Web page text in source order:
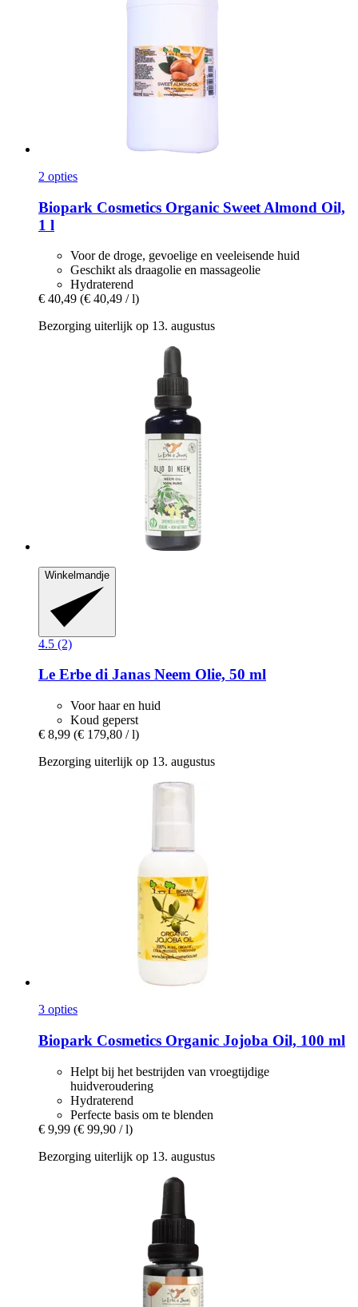
2 opties
Biopark Cosmetics Organic Sweet Almond Oil,
1 l
Voor de droge, gevoelige en veeleisende huid
Geschikt als draagolie en massageolie
Hydraterend
€ 40,49 (€ 40,49 / l)
Bezorging uiterlijk op 13. augustus
Winkelmandje
4.5 (2)
Le Erbe di Janas Neem Olie, 50 ml
Voor haar en huid
Koud geperst
€ 8,99 (€ 179,80 / l)
Bezorging uiterlijk op 13. augustus
3 opties
Biopark Cosmetics Organic Jojoba Oil, 100 ml
Helpt bij het bestrijden van vroegtijdige
huidveroudering
Hydraterend
Perfecte basis om te blenden
€ 9,99 (€ 99,90 / l)
Bezorging uiterlijk op 13. augustus